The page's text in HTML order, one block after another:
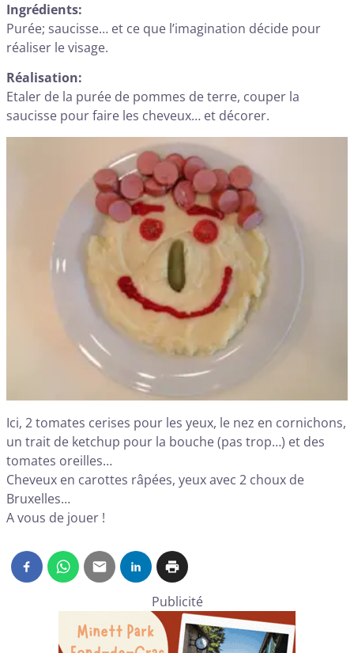
Ingrédients:
Purée; saucisse… et ce que l’imagination décide pour
réaliser le visage.
Réalisation:
Etaler de la purée de pommes de terre, couper la
saucisse pour faire les cheveux… et décorer.
Ici, 2 tomates cerises pour les yeux, le nez en cornichons,
un trait de ketchup pour la bouche (pas trop…) et des
tomates oreilles…
Cheveux en carottes râpées, yeux avec 2 choux de
Bruxelles…
A vous de jouer !
Publicité